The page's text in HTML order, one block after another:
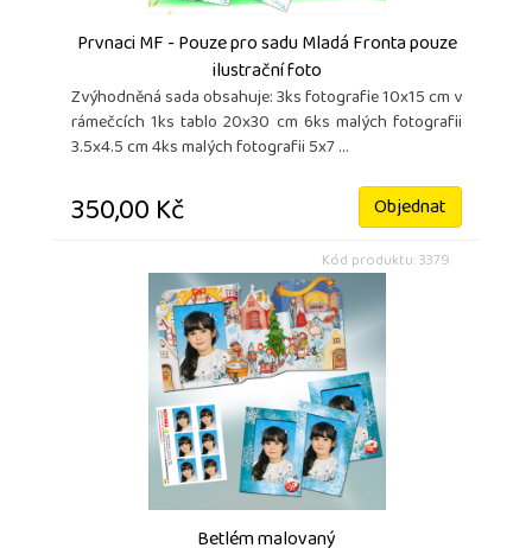
Prvnaci MF - Pouze pro sadu Mladá Fronta pouze
ilustrační foto
Zvýhodněná sada obsahuje: 3ks fotografie 10x15 cm v
rámečcích 1ks tablo 20x30 cm 6ks malých fotografii
3.5x4.5 cm 4ks malých fotografii 5x7 ...
350,00 Kč Objednat
Kód produktu: 3379